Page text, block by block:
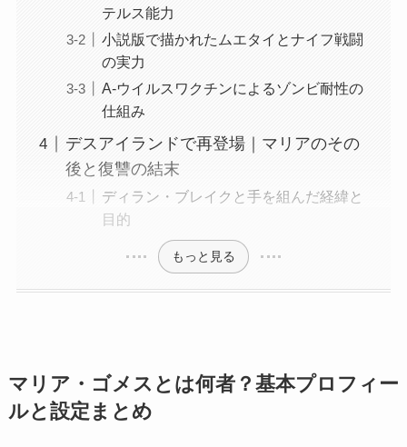
テルス能力
小説版で描かれたムエタイとナイフ戦闘
の実力
A-ウイルスワクチンによるゾンビ耐性の
仕組み
デスアイランドで再登場｜マリアのその
後と復讐の結末
ディラン・ブレイクと手を組んだ経緯と
目的
もっと見る
マリア・ゴメスとは何者？基本プロフィー
ルと設定まとめ